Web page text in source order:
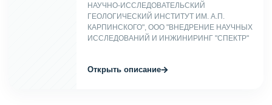
НАУЧНО-ИССЛЕДОВАТЕЛЬСКИЙ
ГЕОЛОГИЧЕСКИЙ ИНСТИТУТ ИМ. А.П.
КАРПИНСКОГО", ООО "ВНЕДРЕНИЕ НАУЧНЫХ
ИССЛЕДОВАНИЙ И ИНЖИНИРИНГ "СПЕКТР"
Открыть описание→